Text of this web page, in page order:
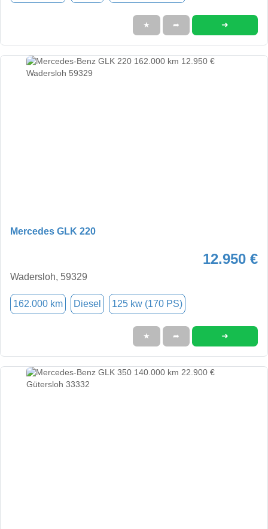
★ ➦ ➜
Mercedes GLK 220
12.950 €
Wadersloh, 59329
162.000 km Diesel 125 kw (170 PS)
★ ➦ ➜